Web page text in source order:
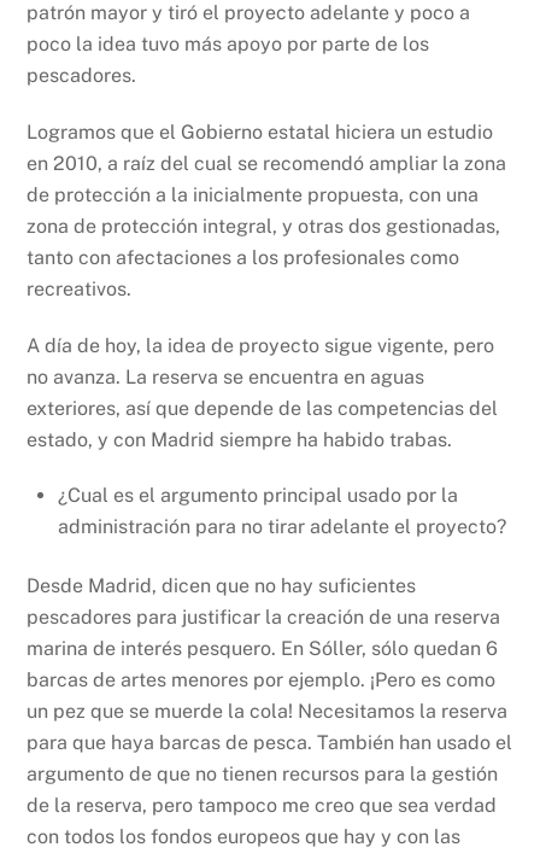
patrón mayor y tiró el proyecto adelante y poco a
poco la idea tuvo más apoyo por parte de los
pescadores.
Logramos que el Gobierno estatal hiciera un estudio
en 2010, a raíz del cual se recomendó ampliar la zona
de protección a la inicialmente propuesta, con una
zona de protección integral, y otras dos gestionadas,
tanto con afectaciones a los profesionales como
recreativos.
A día de hoy, la idea de proyecto sigue vigente, pero
no avanza. La reserva se encuentra en aguas
exteriores, así que depende de las competencias del
estado, y con Madrid siempre ha habido trabas.
¿Cual es el argumento principal usado por la
administración para no tirar adelante el proyecto?
Desde Madrid, dicen que no hay suficientes
pescadores para justificar la creación de una reserva
marina de interés pesquero. En Sóller, sólo quedan 6
barcas de artes menores por ejemplo. ¡Pero es como
un pez que se muerde la cola! Necesitamos la reserva
para que haya barcas de pesca. También han usado el
argumento de que no tienen recursos para la gestión
de la reserva, pero tampoco me creo que sea verdad
con todos los fondos europeos que hay y con las